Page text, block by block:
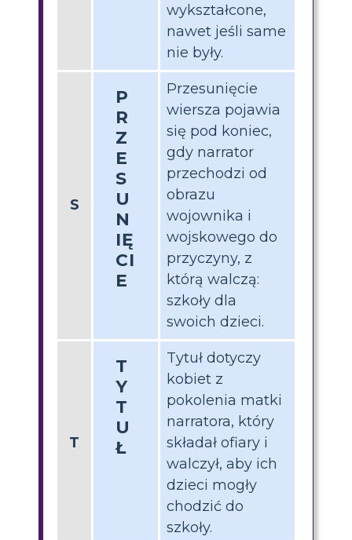
wykształcone,
nawet jeśli same
nie były.
S
P
R
Z
E
S
U
N
IĘ
CI
E
Przesunięcie
wiersza pojawia
się pod koniec,
gdy narrator
przechodzi od
obrazu
wojownika i
wojskowego do
przyczyny, z
którą walczą:
szkoły dla
swoich dzieci.
T
T
Y
T
U
Ł
Tytuł dotyczy
kobiet z
pokolenia matki
narratora, który
składał ofiary i
walczył, aby ich
dzieci mogły
chodzić do
szkoły.